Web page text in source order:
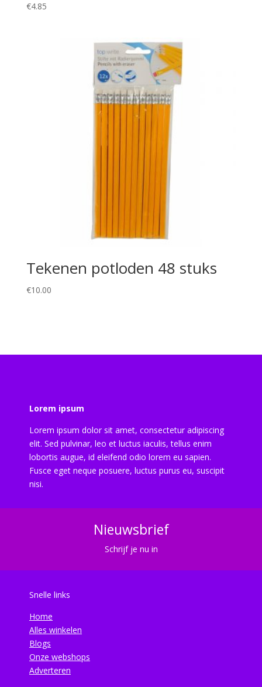
€4.85
Tekenen potloden 48 stuks
€10.00
Lorem ipsum
Lorem ipsum dolor sit amet, consectetur adipiscing
elit. Sed pulvinar, leo et luctus iaculis, tellus enim
lobortis augue, id eleifend odio lorem eu sapien.
Fusce eget neque posuere, luctus purus eu, suscipit
nisi.
Nieuwsbrief
Schrijf je nu in
Snelle links
Home
Alles winkelen
Blogs
Onze webshops
Adverteren